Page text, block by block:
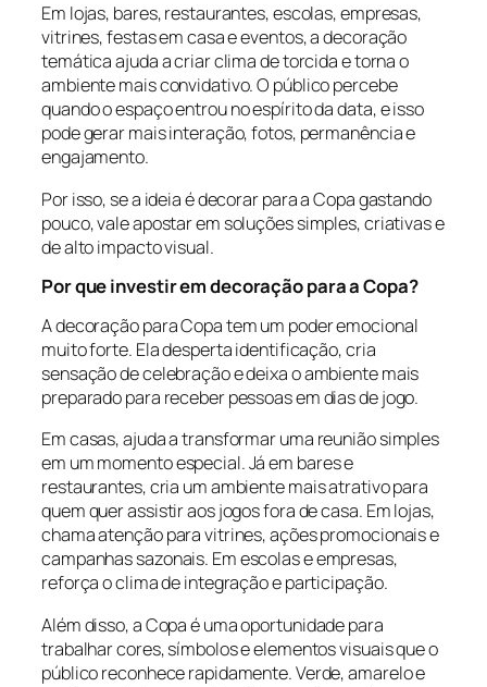
Em lojas, bares, restaurantes, escolas, empresas,
vitrines, festas em casa e eventos, a decoração
temática ajuda a criar clima de torcida e torna o
ambiente mais convidativo. O público percebe
quando o espaço entrou no espírito da data, e isso
pode gerar mais interação, fotos, permanência e
engajamento.
Por isso, se a ideia é decorar para a Copa gastando
pouco, vale apostar em soluções simples, criativas e
de alto impacto visual.
Por que investir em decoração para a Copa?
A decoração para Copa tem um poder emocional
muito forte. Ela desperta identificação, cria
sensação de celebração e deixa o ambiente mais
preparado para receber pessoas em dias de jogo.
Em casas, ajuda a transformar uma reunião simples
em um momento especial. Já em bares e
restaurantes, cria um ambiente mais atrativo para
quem quer assistir aos jogos fora de casa. Em lojas,
chama atenção para vitrines, ações promocionais e
campanhas sazonais. Em escolas e empresas,
reforça o clima de integração e participação.
Além disso, a Copa é uma oportunidade para
trabalhar cores, símbolos e elementos visuais que o
público reconhece rapidamente. Verde, amarelo e